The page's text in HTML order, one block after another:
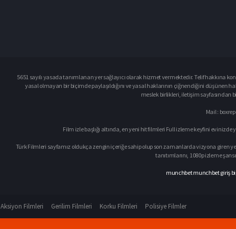
5651 sayılı yasada tanımlanan yer sağlayıcı olarak hizmet vermektedir. Telif hakkına
yasal olmayan bir biçimde paylaşıldığını ve yasal haklarının çiğnendiğini düşünen
meslek birlikleri, iletişim sayfasından
Mail :
Film izle başlığı altında, en yeni hit filmleri Full izleme keyfini evinizde
Türk Filmleri sayfamız oldukça zengin içeriğe sahip olup son zamanlarda vizyona giren
tanıtımlarını, 1080p izleme
munchbetmunchbet giriş
Aksiyon Filmleri Gerilim Filmleri Korku Filmleri Polisiye Filmler